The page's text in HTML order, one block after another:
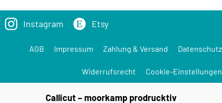
Instagram Etsy
AGB Impressum Zahlung & Versand Datenschutz
Widerrufsrecht Cookie-Einstellungen
Callicut – moorkamp prodrucktiv